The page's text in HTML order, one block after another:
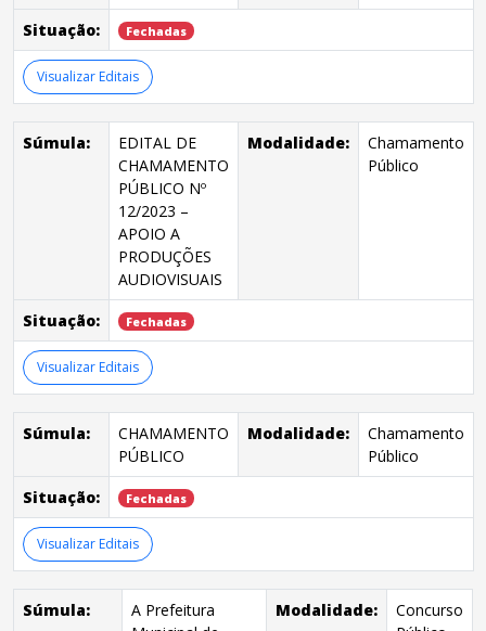
Situação: Fechadas
Visualizar Editais
Súmula:
EDITAL DE
CHAMAMENTO
PÚBLICO Nº
12/2023 –
APOIO A
PRODUÇÕES
AUDIOVISUAIS
Modalidade:
Chamamento
Público
Situação: Fechadas
Visualizar Editais
Súmula:
CHAMAMENTO
PÚBLICO
Modalidade:
Chamamento
Público
Situação:
Fechadas
Visualizar Editais
Súmula:
A Prefeitura
Modalidade:
Concurso